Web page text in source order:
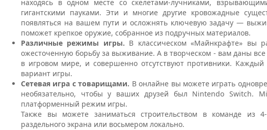
находясь в одном месте со скелетами-лучниками,
гигантскими пауками. Эти и многие другие кровожадные
появляться на вашем пути и осложнять ключевую задачу —
поможет крепкое оружие, собранное из подручных материалов.
Различные режимы игры. В классическом «Майнкрафте» вы
ожесточенную борьбу за выживание. А в творческом - вам даны
в игровом мире, и совершенно отсутствуют противники.
вариант игры.
Сетевая игра с товарищами. В онлайне вы можете играть
необязательно, чтобы у ваших друзей был Nintendo Switch.
платформенный режим игры.
Также вы можете заниматься строительством в команде из
раздельного экрана или восьмером локально.